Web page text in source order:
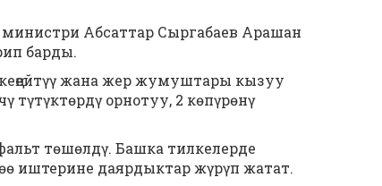
Абсаттар Сыргабаев Арашан
барды.
жана жер жумуштары кызуу
орнотуу, 2 көпүрөнү
төшөлдү. Башка тилкелерде
иштерине даярдыктар жүрүп жатат.